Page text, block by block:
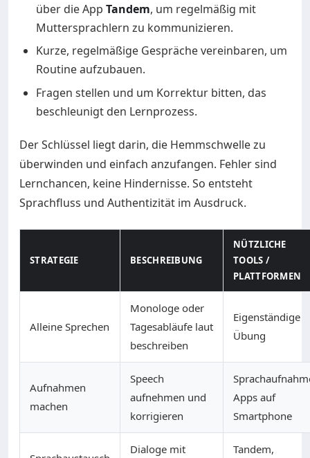
über die App Tandem, um regelmäßig mit
Muttersprachlern zu kommunizieren.
Kurze, regelmäßige Gespräche vereinbaren, um
Routine aufzubauen.
Fragen stellen und um Korrektur bitten, das
beschleunigt den Lernprozess.
Der Schlüssel liegt darin, die Hemmschwelle zu
überwinden und einfach anzufangen. Fehler sind
Lernchancen, keine Hindernisse. So entsteht
Sprachfluss und Authentizität im Ausdruck.
STRATEGIE BESCHREIBUNG
NÜTZLICHE
TOOLS /
PLATTFORMEN
Alleine Sprechen
Monologe oder
Tagesabläufe laut
beschreiben
Eigenständige
Übung
Aufnahmen
machen
Speech
aufnehmen und
korrigieren
Apps auf
Smartphone
Dialoge mit
Tandem,